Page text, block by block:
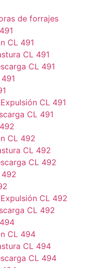
de forrajes
CL 491
CL 491
CL 491
CL 491
CL 491
CL 492
CL 492
CL 492
CL 492
CL 492
CL 494
CL 494
CL 494